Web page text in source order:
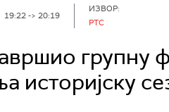
-> 20:19
ИЗВОР:
РТС
групну
историјску